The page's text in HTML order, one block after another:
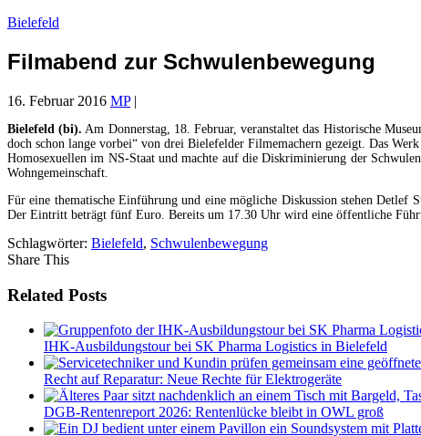
Bielefeld
Filmabend zur Schwulenbewegung
16. Februar 2016 MP |
Bielefeld (bi). Am Donnerstag, 18. Februar, veranstaltet das Historische
doch schon lange vorbei“ von drei Bielefelder Filmemachern gezeigt. Das
Homosexuellen im NS-Staat und machte auf die Diskriminierung der
Wohngemeinschaft.
Für eine thematische Einführung und eine mögliche Diskussion stehen
Der Eintritt beträgt fünf Euro. Bereits um 17.30 Uhr wird eine öffentliche
Schlagwörter: Bielefeld, Schwulenbewegung
Share This
Related Posts
IHK-Ausbildungstour bei SK Pharma Logistics in Bielefeld
Recht auf Reparatur: Neue Rechte für Elektrogeräte
DGB-Rentenreport 2026: Rentenlücke bleibt in OWL groß